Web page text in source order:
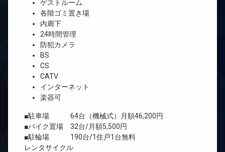
ゲストルーム
各階ゴミ置き場
内廊下
24時間管理
防犯カメラ
BS
CS
CATV
インターネット
楽器可
■駐車場 64台（機械式）月額46,200円
■バイク置場 32台/月額5,500円
■駐輪場 190台/1住戸1台無料
レンタサイクル